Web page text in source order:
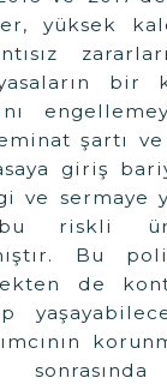
yüksek
bir
şartı
giriş
ve sermaye
riskli
Bu
de